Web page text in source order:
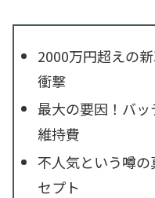
2000万円超えの
衝撃
最大の要因！バ
維持費
不人気という噂
セプト